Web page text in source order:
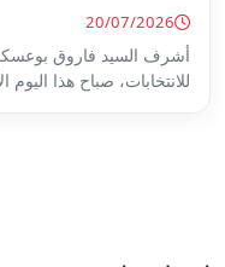
الهيئة العليا المستقلة